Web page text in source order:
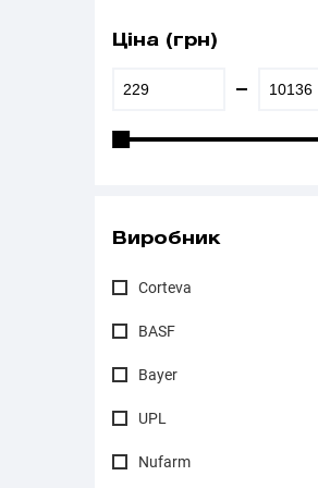
Ціна (грн)
Виробник
Corteva
BASF
Bayer
UPL
Nufarm